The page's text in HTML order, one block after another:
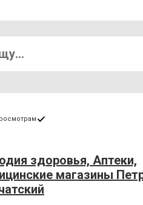
здоровья, Аптеки,
магазины